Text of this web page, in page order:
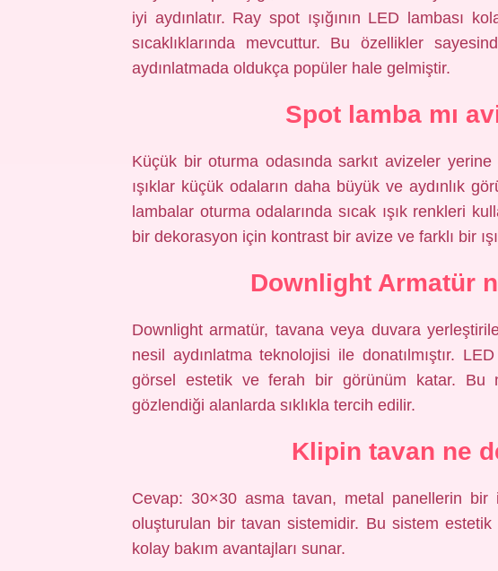
iyi aydınlatır. Ray spot ışığının LED lambası
sıcaklıklarında mevcuttur. Bu özellikler
aydınlatmada oldukça popüler hale gelmiştir.
Spot lamba mı
Küçük bir oturma odasında sarkıt avizeler
ışıklar küçük odaların daha büyük ve aydınlık
lambalar oturma odalarında sıcak ışık renkleri
bir dekorasyon için kontrast bir avize ve farklı bir
Downlight Armatür
Downlight armatür, tavana veya duvara
nesil aydınlatma teknolojisi ile donatılmıştır.
görsel estetik ve ferah bir görünüm katar. Bu
gözlendiği alanlarda sıklıkla tercih edilir.
Klipin tavan ne
Cevap: 30×30 asma tavan, metal panellerin bir
oluşturulan bir tavan sistemidir. Bu sistem
kolay bakım avantajları sunar.